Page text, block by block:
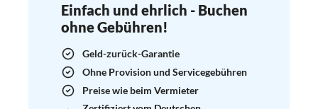
Einfach und ehrlich - Buchen
ohne Gebühren!
Geld-zurück-Garantie
Ohne Provision und Servicegebühren
Preise wie beim Vermieter